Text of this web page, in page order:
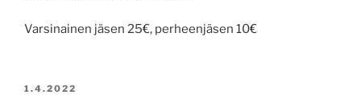
Varsinainen jäsen 25€, perheenjäsen 10€
POSTED
1.4.2022